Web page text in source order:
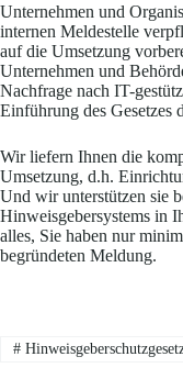
Unternehmen und
internen Meldestelle
auf die Umsetzung
Unternehmen und
Nachfrage nach IT-
Einführung des Gesetzes
Wir liefern Ihnen die
Umsetzung, d.h.
Und wir unterstützen sie
Hinweisgebersystems in
alles, Sie haben nur
begründeten Meldung.
#